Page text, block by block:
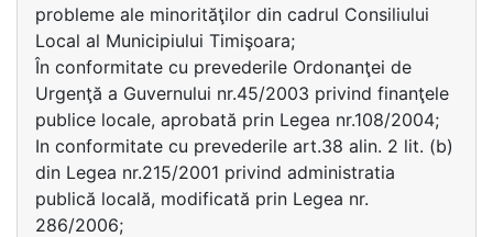
probleme ale minorităţilor din cadrul Consiliului
Local al Municipiului Timişoara;
În conformitate cu prevederile Ordonanţei de
Urgenţă a Guvernului nr.45/2003 privind finanţele
publice locale, aprobată prin Legea nr.108/2004;
In conformitate cu prevederile art.38 alin. 2 lit. (b)
din Legea nr.215/2001 privind administratia
publică locală, modificată prin Legea nr.
286/2006;